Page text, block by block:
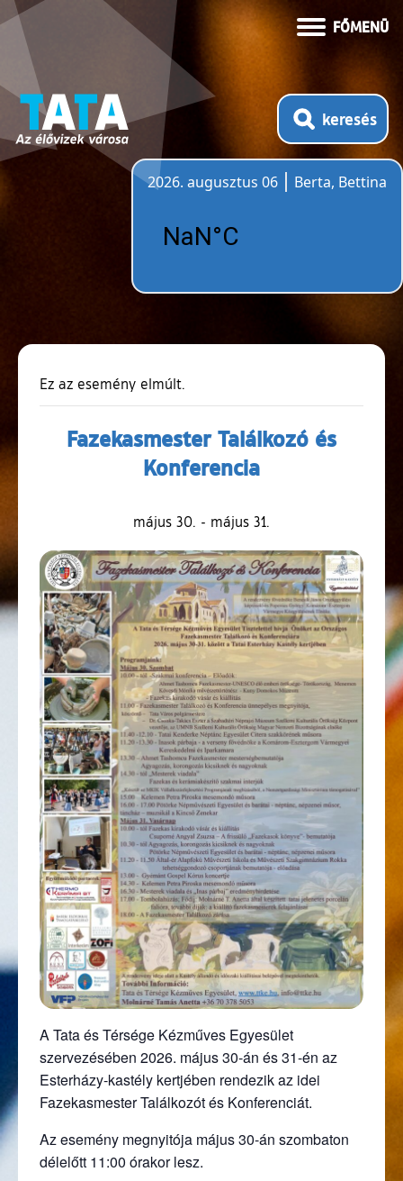
FŐMENÜ
keresés
2026. augusztus 06
Berta, Bettina
Ez az esemény elmúlt.
Fazekasmester Találkozó és
Konferencia
május 30. - május 31.
A Tata és Térsége Kézműves Egyesület
szervezésében 2026. május 30-án és 31-én az
Esterházy-kastély kertjében rendezik az idei
Fazekasmester Találkozót és Konferenciát.
Az esemény megnyitója május 30-án szombaton
délelőtt 11:00 órakor lesz.